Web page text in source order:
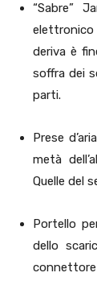
“Sabre”
elettronico
deriva è
soffra dei
parti.
Prese
metà
Quelle del
Portello
dello